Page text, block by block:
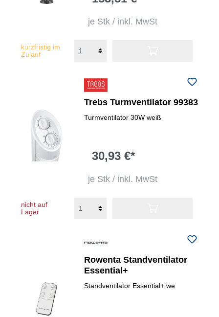
je Stk / inkl. MwSt
kurzfristig im
Zulauf
Trebs Turmventilator 99383
Turmventilator 30W weiß
30,93 €*
je Stk / inkl. MwSt
nicht auf
Lager
Rowenta Standventilator
Essential+
Standventilator Essential+ we